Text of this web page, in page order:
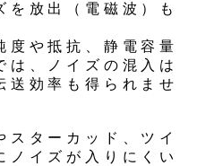
を放出（電磁波）も
度や抵抗、静電容量
は、ノイズの混入は
送効率も得られませ
スターカッド、ツイ
ノイズが入りにくい